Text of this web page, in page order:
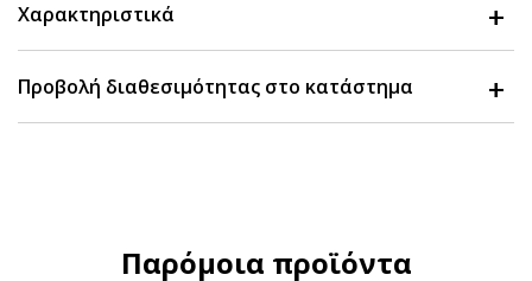
Χαρακτηριστικά
Προβολή διαθεσιμότητας στο κατάστημα
Παρόμοια προϊόντα